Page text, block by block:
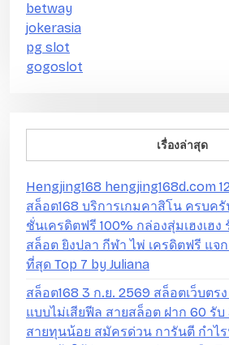
betway
jokerasia
pg slot
gogoslot
เรื่องล่าสุด
Hengjing168 hengjing168d.com
สล็อต168 บริการเกมคาสิโน ครบค
ชั่นเครดิตฟรี 100% กล่องสุ่มเฮงเฮ
สล็อต ยิงปลา กีฬา ไพ่ เครดิตฟรี แจก
ที่สุด Top 7 by Juliana
สล็อต168 3 ก.ย. 2569 สล็อตเว็บตร
แบบไม่เสียฟีล สายสล็อต ฝาก 60 รั
สายทุนน้อย สมัครด่วน การันตี กำไ